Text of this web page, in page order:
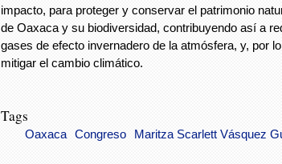
impacto, para proteger y conservar el patrimonio
de Oaxaca y su biodiversidad, contribuyendo así a
gases de efecto invernadero de la atmósfera, y, por
mitigar el cambio climático.
Tags
Oaxaca Congreso Maritza Scarlett Vásquez